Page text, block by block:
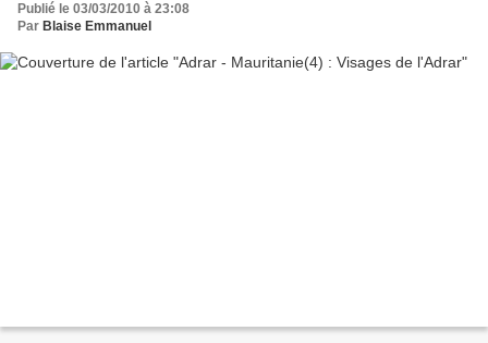
Publié le 03/03/2010 à 23:08
Par Blaise Emmanuel